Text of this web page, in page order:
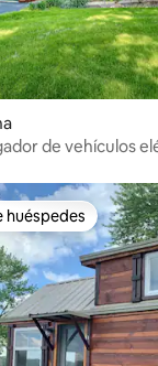
de vehículos
Favorito entre
huéspedes